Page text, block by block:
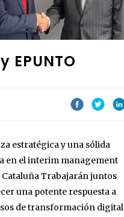
EPUNTO
estratégica y una sólida
en el interim management
Cataluña Trabajarán juntos
una potente respuesta a
de transformación digital